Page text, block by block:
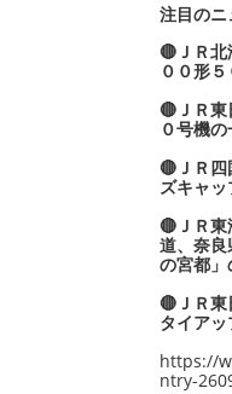
注目のニ
🔴ＪＲ北
００形
🔴ＪＲ東
０号機
🔴ＪＲ四
ズキャ
🔴ＪＲ
道、奈
の宮都
🔴ＪＲ東
タイア
https://
ntry-